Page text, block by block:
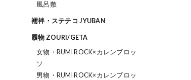
風呂敷
襦袢・ステテコ JYUBAN
履物 ZOURI/GETA
女物・RUMI ROCK×カレンブロッ
ソ
男物・RUMI ROCK×カレンブロッ